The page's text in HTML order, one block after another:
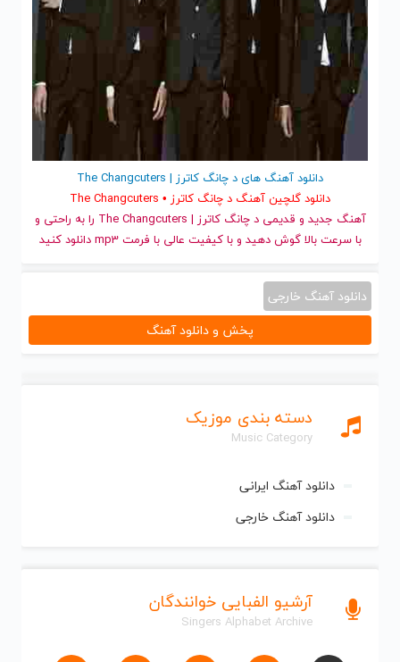
دسته بندی موزیک
Music Category
دانلود آهنگ ایرانی
دانلود آهنگ خارجی
آرشیو الفبایی خوانندگان
Singers Alphabet Archive
دانلود آهنگ های د چانگ کاترز | The Changcuters
دانلود گلچین آهنگ د چانگ کاترز • The Changcuters
آهنگ جدید
و قدیمی د چانگ کاترز | The Changcuters را به راحتی و
با سرعت بالا گوش دهید و با کیفیت عالی با فرمت mp3 دانلود کنید
دانلود آهنگ خارجی
پخش و دانلود آهنگ